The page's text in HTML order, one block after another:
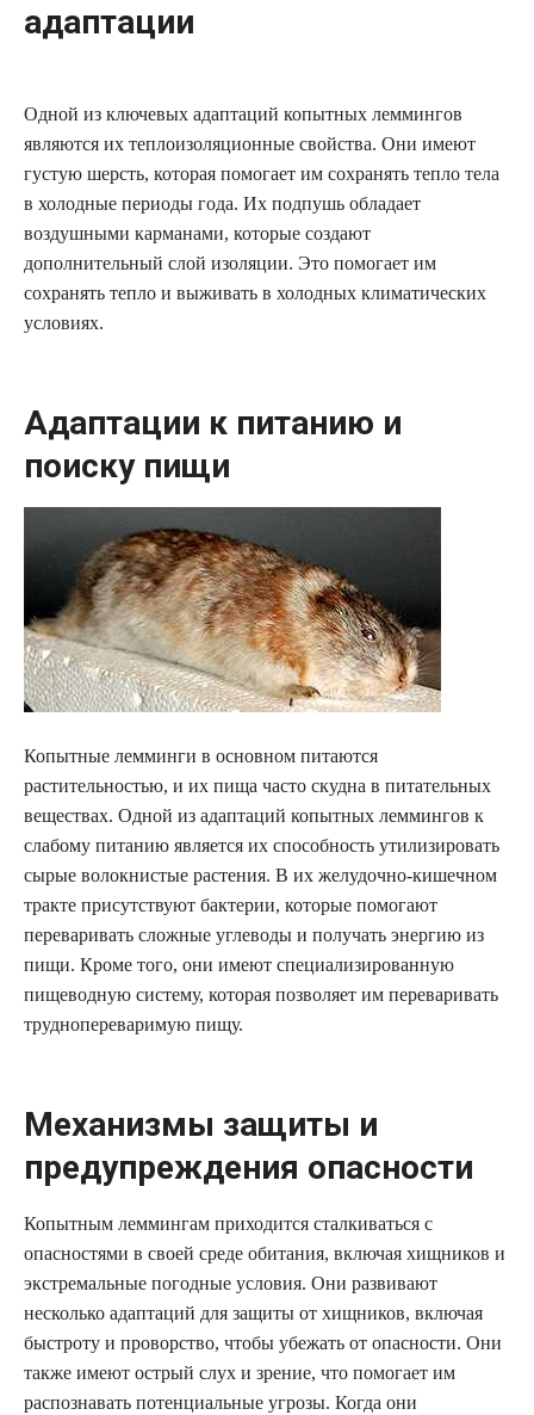
адаптации
Одной из ключевых адаптаций копытных леммингов
являются их теплоизоляционные свойства. Они имеют
густую шерсть, которая помогает им сохранять тепло тела
в холодные периоды года. Их подпушь обладает
воздушными карманами, которые создают
дополнительный слой изоляции. Это помогает им
сохранять тепло и выживать в холодных климатических
условиях.
Адаптации к питанию и
поиску пищи
Копытные лемминги в основном питаются
растительностью, и их пища часто скудна в питательных
веществах. Одной из адаптаций копытных леммингов к
слабому питанию является их способность утилизировать
сырые волокнистые растения. В их желудочно-кишечном
тракте присутствуют бактерии, которые помогают
переваривать сложные углеводы и получать энергию из
пищи. Кроме того, они имеют специализированную
пищеводную систему, которая позволяет им переваривать
труднопереваримую пищу.
Механизмы защиты и
предупреждения опасности
Копытным леммингам приходится сталкиваться с
опасностями в своей среде обитания, включая хищников и
экстремальные погодные условия. Они развивают
несколько адаптаций для защиты от хищников, включая
быстроту и проворство, чтобы убежать от опасности. Они
также имеют острый слух и зрение, что помогает им
распознавать потенциальные угрозы. Когда они